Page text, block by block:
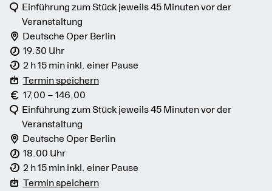
Einführung zum Stück jeweils 45 Minuten vor der
Veranstaltung
Deutsche Oper Berlin
19.30 Uhr
2 h 15 min inkl. einer Pause
Termin speichern
17,00 – 146,00
Einführung zum Stück jeweils 45 Minuten vor der
Veranstaltung
Deutsche Oper Berlin
18.00 Uhr
2 h 15 min inkl. einer Pause
Termin speichern